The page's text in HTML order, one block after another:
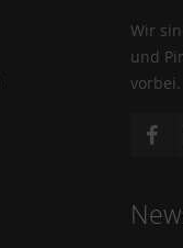
Wir
und
vorbei.